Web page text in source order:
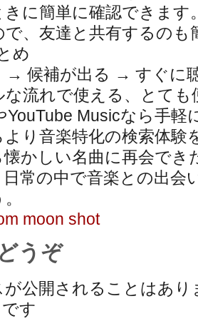
に簡単に確認できます
、友達と共有するのも
め
→ 候補が出る → すぐに
な流れで使える、とても
YouTube Musicなら手軽
り音楽特化の検索体験
かしい名曲に再会でき
常の中で音楽との出会
moon shot
うぞ
が公開されることはあ
す